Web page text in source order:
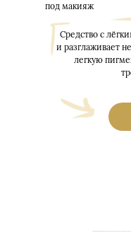
под макияж
Средство с
и разглаживает
легкую